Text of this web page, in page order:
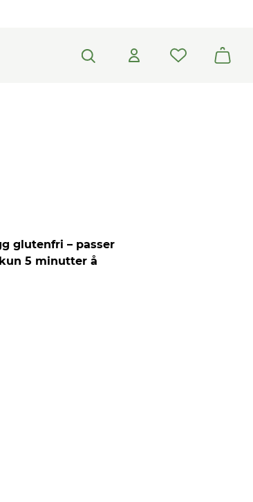
glutenfri – passer
5 minutter å